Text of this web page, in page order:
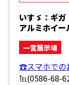
いすゞ：ギガ
アルミホイ
一宮展示場
☎スマホでの
℡(0586-68-